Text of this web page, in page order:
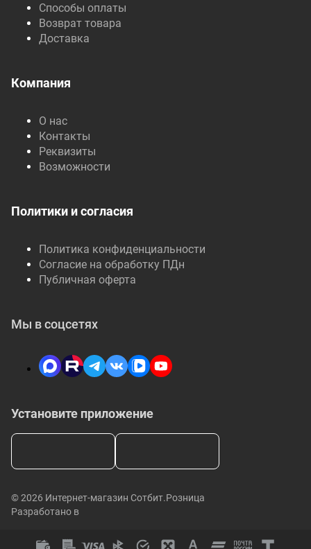
Способы оплаты
Возврат товара
Доставка
Компания
О нас
Контакты
Реквизиты
Возможности
Политики и согласия
Политика конфиденциальности
Согласие на обработку ПДн
Публичная оферта
Установите приложение
Мы в соцсетях
© 2026 Интернет-магазин Сотбит.Розница
Разработано в